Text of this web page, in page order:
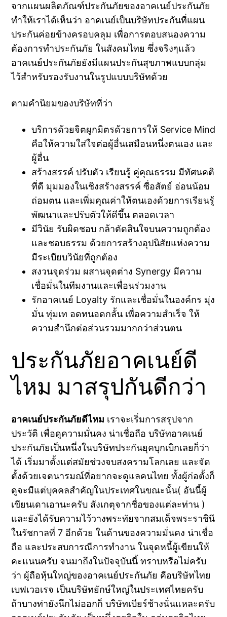
จากแผนผลิตภัณฑ์ประกันภัยของอาคเนย์ประกันภัย
ทำให้เราได้เห็นว่า อาคเนย์เป็นบริษัทประกันที่แผน
ประกันค่อยข้างครอบคลุม เพื่อการตอบสนองความ
ต้องการทำประกันภัย ในสังคมไทย ซึ่งจริงๆแล้ว
อาคเนย์ประกันภัยยังมีแผนประกันสุขภาพแบบกลุ่ม
ไว้สำหรับรองรับงานในรูปแบบบริษัทด้วย
ตามคำนิยมของบริษัทที่ว่า
บริการด้วยจิตผูกมิตรด้วยการให้ Service Mind
คือให้ความใส่ใจต่อผู้อื่นเสมือนหนึ่งตนเอง และ
ผู้อื่น
สร้างสรรค์ ปรับตัว เรียนรู้ คู่คุณธรรม มีทัศนคติ
ที่ดี มุมมองในเชิงสร้างสรรค์ ซื่อสัตย์ อ่อนน้อม
ถ่อมตน และเพิ่มคุณค่าให้ตนเองด้วยการเรียนรู้
พัฒนาและปรับตัวให้ดีขึ้น ตลอดเวลา
มีวินัย รับผิดชอบ กล้าตัดสินใจบนความถูกต้อง
และชอบธรรม ด้วยการสร้างอุปนิสัยแห่งความ
มีระเบียบวินัยที่ถูกต้อง
สงวนจุดร่วม ผสานจุดต่าง Synergy มีความ
เชื่อมั่นในทีมงานและเพื่อนร่วมงาน
รักอาคเนย์ Loyalty รักและเชื่อมั่นในองค์กร มุ่ง
มั่น ทุ่มเท อดทนอดกลั้น เพื่อความสำเร็จ ให้
ความสำนึกต่อส่วนรวมมากกว่าส่วนตน
ประกันภัยอาคเนย์ดี
ไหม มาสรุปกันดีกว่า
อาคเนย์ประกันภัยดีไหม เราจะเริ่มการสรุปจาก
ประวัติ เพื่อดูความมั่นคง น่าเชื่อถือ บริษัทอาคเนย์
ประกันภัยเป็นหนึ่งในบริษัทประกันยุคบุกเบิกเลยก็ว่า
ได้ เริ่มมาตั้งแต่สมัยช่วงจบสงครามโลกเลย และจัด
ตั้งด้วยเจตนารมณ์ที่อยากจะดูแลคนไทย ทั้งผู้ก่อตั้งก็
ดูจะมีแต่บุคคลสำคัญในประเทศในขณะนั้น( อันนี้ผู้
เขียนเดาเอานะครับ สังเกตุจากชื่อของแต่ละท่าน )
และยังได้รับความไว้วางพระทัยจากสมเด็จพระราชินี
ในรัชกาลที่ 7 อีกด้วย ในด้านของความมั่นคง น่าเชื่อ
ถือ และประสบการณืการทำงาน ในจุดหนี้ผู้เขียนให้
คะแนนครับ จนมาถึงในปัจจุบันนี้ ทราบหรือไม่ครับ
ว่า ผู้ถือหุ้นใหญ่ของอาคเนย์ประกันภัย คือบริษัทไทย
เบฟเวอเรจ เป็นบริษัทยักษ์ใหญ่ในประเทศไทยครับ
ถ้าบางท่ายังนึกไม่ออกก็ บริษัทเบียร์ช้างนั่นแหละครับ